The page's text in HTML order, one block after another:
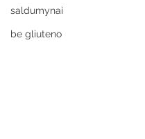
saldumynai
be gliuteno